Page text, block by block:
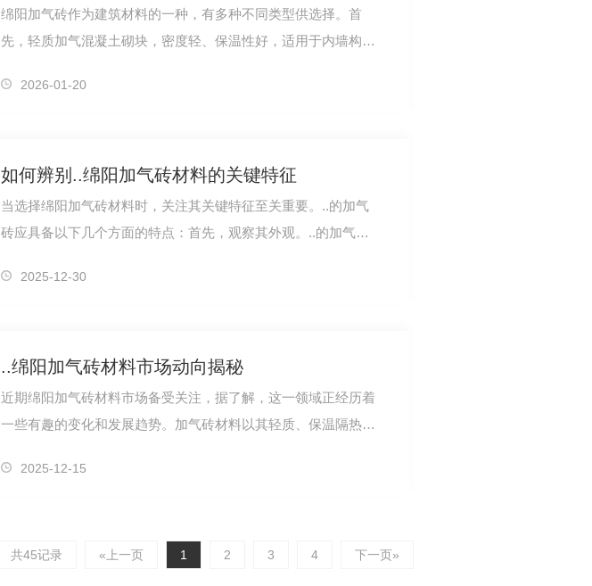
绵阳加气砖作为建筑材料的一种，有多种不同类型供选择。首
先，轻质加气混凝土砌块，密度轻、保温性好，适用于内墙构
2026-01-20
如何辨别..绵阳加气砖材料的关键特征
当选择绵阳加气砖材料时，关注其关键特征至关重要。..的加气
砖应具备以下几个方面的特点：首先，观察其外观。..的加气砖
2025-12-30
..绵阳加气砖材料市场动向揭秘
近期绵阳加气砖材料市场备受关注，据了解，这一领域正经历着
一些有趣的变化和发展趋势。加气砖材料以其轻质、保温隔热等
2025-12-15
共45记录 «上一页 1 2 3 4 下一页»